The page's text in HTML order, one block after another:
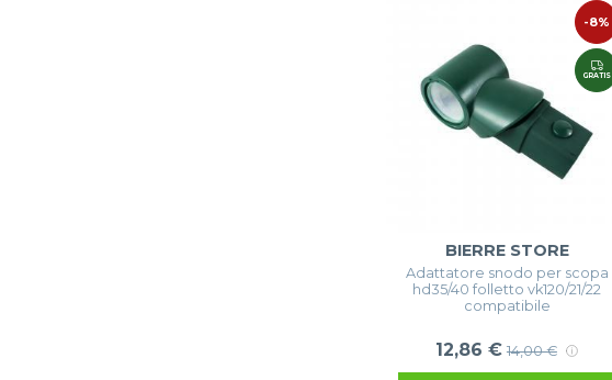
-8%
GRATIS
BIERRE STORE
Adattatore snodo per scopa
hd35/40 folletto vk120/21/22
compatibile
12,86 € 14,00 €